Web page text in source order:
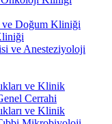
ve Doğum Kliniği
ve Anesteziyoloji
ve Klinik
Cerrahi
ve Klinik